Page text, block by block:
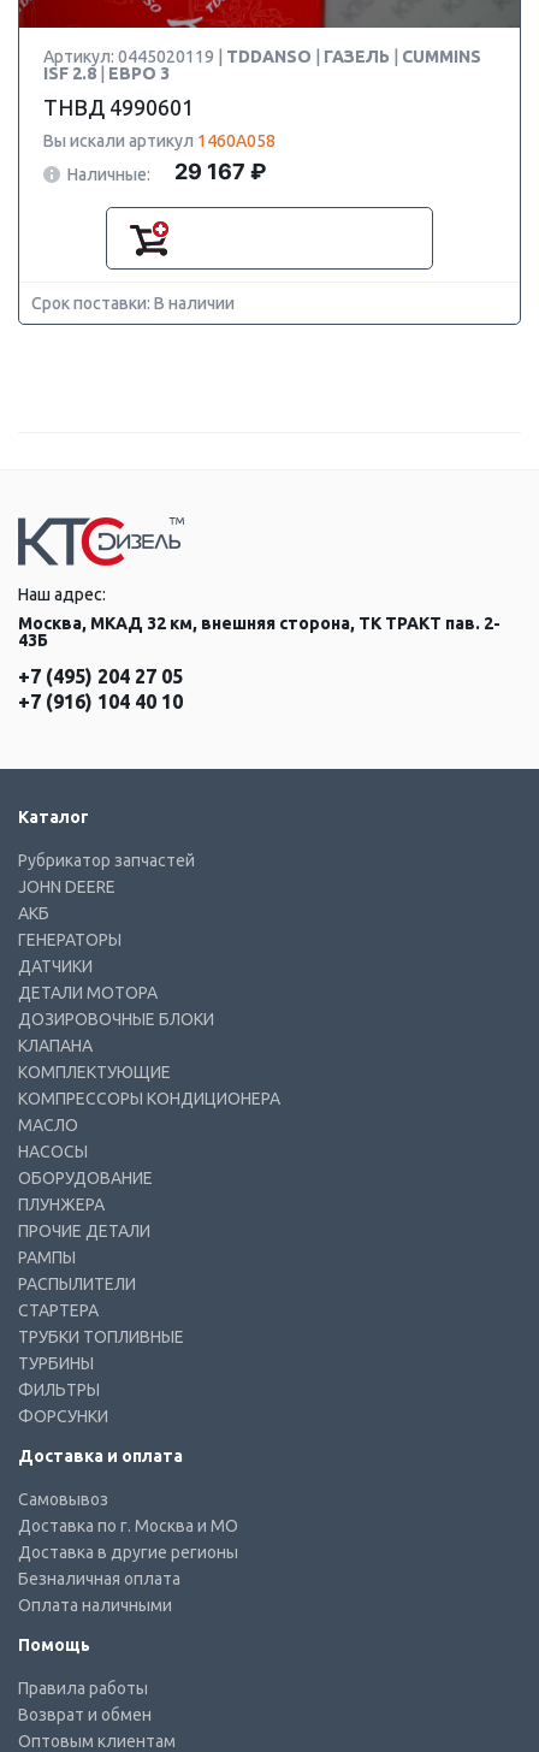
Артикул: 0445020119 | TDDANSO ГАЗЕЛЬ
CUMMINS
ISF 2.8
ЕВРО 3
ТНВД 4990601
Вы искали артикул 1460A058
Наличные:
29 167 ₽
Срок поставки: В наличии
Наш адрес:
Москва, МКАД 32 км, внешняя сторона, ТК ТРАКТ пав. 2-
43Б
+7 (495) 204 27 05
+7 (916) 104 40 10
Каталог
Рубрикатор запчастей
JOHN DEERE
АКБ
ГЕНЕРАТОРЫ
ДАТЧИКИ
ДЕТАЛИ МОТОРА
ДОЗИРОВОЧНЫЕ БЛОКИ
КЛАПАНА
КОМПЛЕКТУЮЩИЕ
КОМПРЕССОРЫ КОНДИЦИОНЕРА
МАСЛО
НАСОСЫ
ОБОРУДОВАНИЕ
ПЛУНЖЕРА
ПРОЧИЕ ДЕТАЛИ
РАМПЫ
РАСПЫЛИТЕЛИ
СТАРТЕРА
ТРУБКИ ТОПЛИВНЫЕ
ТУРБИНЫ
ФИЛЬТРЫ
ФОРСУНКИ
Доставка и оплата
Самовывоз
Доставка по г. Москва и МО
Доставка в другие регионы
Безналичная оплата
Оплата наличными
Помощь
Правила работы
Возврат и обмен
Оптовым клиентам